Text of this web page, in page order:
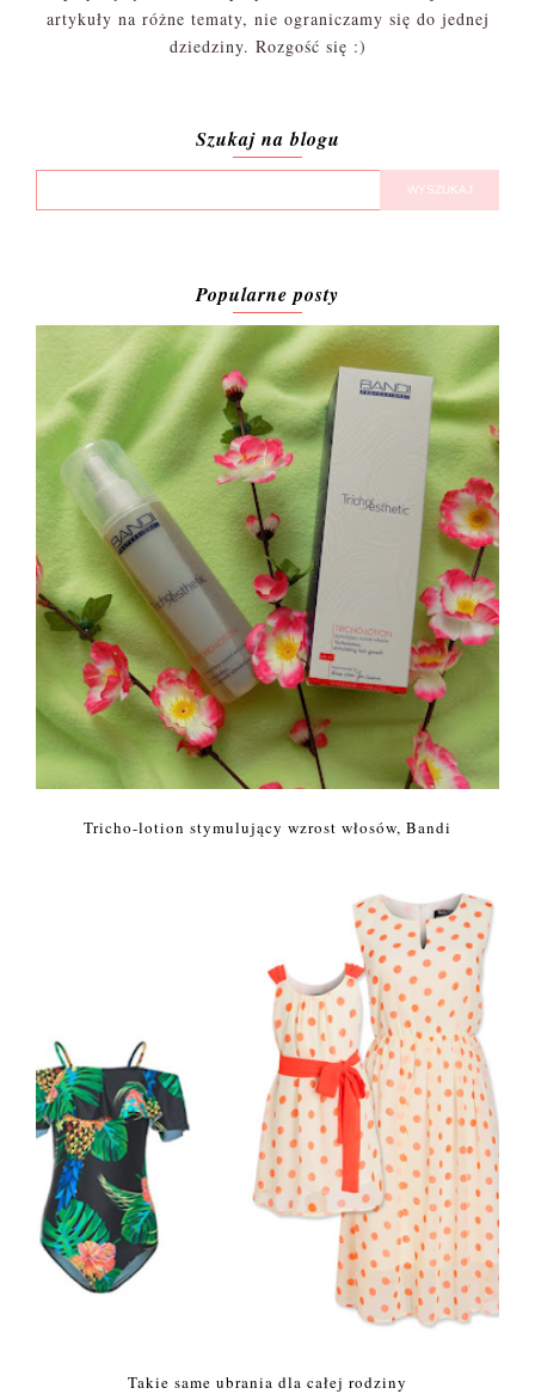
artykuły na różne tematy, nie ograniczamy się do jednej
dziedziny. Rozgość się :)
Szukaj na blogu
Popularne posty
Tricho-lotion stymulujący wzrost włosów, Bandi
Takie same ubrania dla całej rodziny